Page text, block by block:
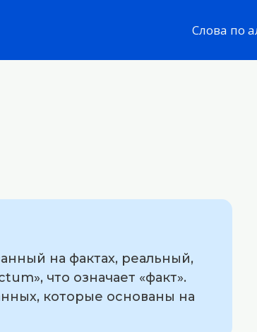
Слова по
на фактах, реальный,
что означает «факт».
которые основаны на